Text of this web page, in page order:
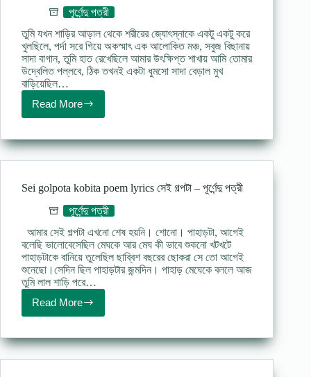
পূর্ণেন্দু পত্রী
তুমি যখন শাড়ির আড়াল থেকে শরীরের জ্যোৎস্নাকে একটু একটু করে
খুলছিলে, পর্দা সরে গিয়ে অকস্মাৎ এক আলোকিত মঞ্চ, সবুজ বিছানায়
সাদা বাগান, তুমি হাত রেখেছিলে আমার উৎক্ষিপ্ত শাখায় আমি তোমার
উদ্বেলিত পল্লবে, ঠিক তখনই একটা ধুমসো সাদা বেড়াল মুখ
বাড়িয়েছিল…
Read More
নিষিদ্ধ
ভালোবাসার
সাক্ষী
–
পত্রী
Sei golpota kobita poem lyrics সেই গল্পটা – পূর্ণেন্দু পত্রী
পূর্ণেন্দু পত্রী
আমার সেই গল্পটা এখনো শেষ হয়নি। শোনো। পাহাড়টা, আগেই
বলেছি ভালোবেসেছিল মেঘকে আর মেঘ কী ভাবে শুকনো খটখটে
পাহাড়টাকে বানিয়ে তুলেছিল ছাব্বিশ বছরের ছোকরা সে তো আগেই
শুনেছো।সেদিন ছিল পাহাড়টার জন্মদিন। পাহাড় মেঘেকে বললে আজ
তুমি লাল শাড়ি পরে…
Read More
Sei
golpota
poem